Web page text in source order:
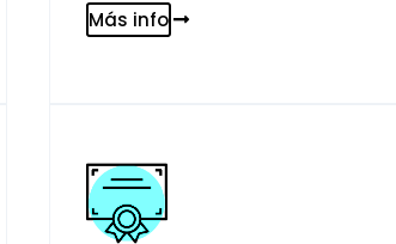
Más info